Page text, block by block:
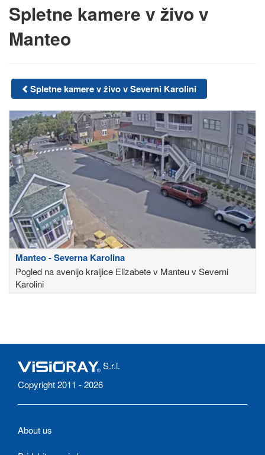
Spletne kamere v živo v
Manteo
Spletne kamere v živo v Severni Karolini
Manteo - Severna Karolina
Pogled na avenijo kraljice Elizabete v Manteu v Severni
Karolini
S.r.l.
Copyright 2011 - 2026
About us